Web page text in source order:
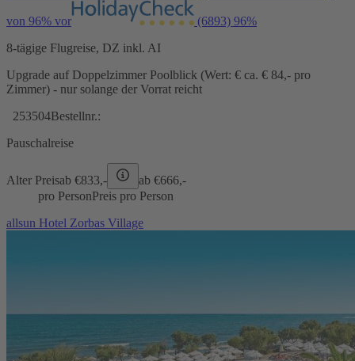
von 96% vor (6893) 96%
8-tägige Flugreise, DZ inkl. AI
Upgrade auf Doppelzimmer Poolblick (Wert: € ca. € 84,- pro
Zimmer) - nur solange der Vorrat reicht
253504Bestellnr.:
Pauschalreise
Alter Preisab €833,- ab €666,-
pro PersonPreis pro Person
allsun Hotel Zorbas Village